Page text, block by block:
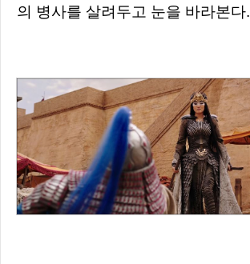
의 병사를 살려두고 눈을 바라본다.